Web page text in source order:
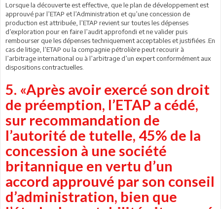
Lorsque la découverte est effective, que le plan de développement est
approuvé par l’ETAP et l’Administration et qu’une concession de
production est attribuée, l’ETAP revient sur toutes les dépenses
d’exploration pour en faire l’audit approfondi et ne valider puis
rembourser que les dépenses techniquement acceptables et justifiées .En
cas de litige, l’ETAP ou la compagnie pétrolière peut recourir à
l’arbitrage international ou à l’arbitrage d’un expert conformément aux
dispositions contractuelles.
5. «Après avoir exercé son droit
de préemption, l’ETAP a cédé,
sur recommandation de
l’autorité de tutelle, 45% de la
concession à une société
britannique en vertu d’un
accord approuvé par son conseil
d’administration, bien que